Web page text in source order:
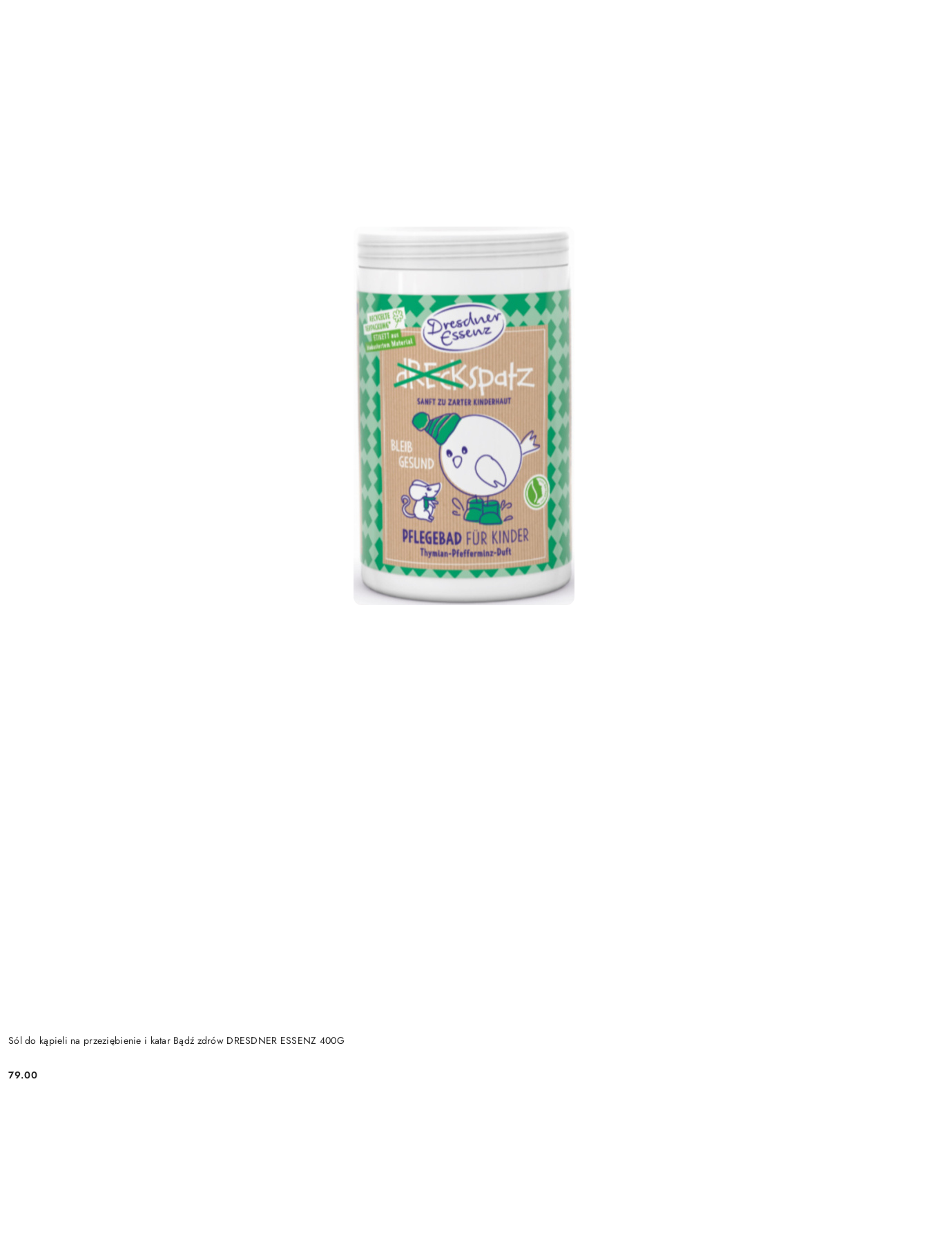
Sól do kąpieli na przeziębienie i katar Bądź zdrów DRESDNER ESSENZ 400G
Cena:
79.00